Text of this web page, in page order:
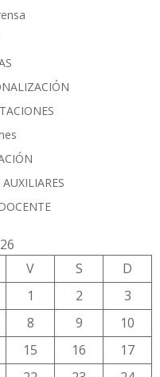
V S
D
1
2
3
8 9
10
15 16
17